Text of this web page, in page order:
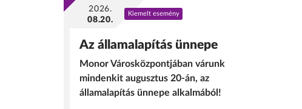
2026.
08.20.
Kiemelt esemény
Az államalapítás ünnepe
Monor Városközpontjában várunk
mindenkit augusztus 20-án, az
államalapítás ünnepe alkalmából!